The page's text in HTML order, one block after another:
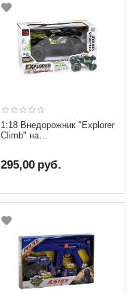
1:18 Внедорожник "Explorer
Climb" на
295,00 руб.